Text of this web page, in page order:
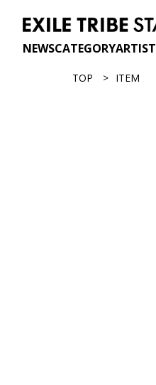
NEWSCATEGORYARTIST
TOP ITEM